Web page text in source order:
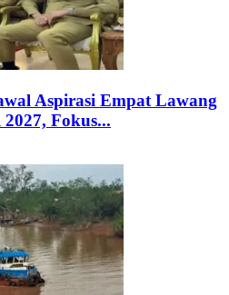
Aspirasi Empat Lawang
Fokus...